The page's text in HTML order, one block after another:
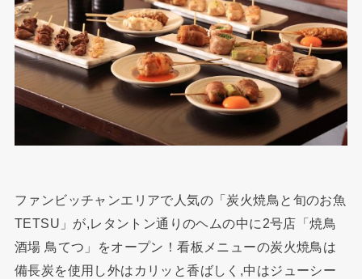
ファンビッチャンエリアで人気の「炭火焼鳥と旬のお魚
TETSU」が,レタントン通りのヘムの中に2号店「焼鳥
酒場 鳥てつ」をオープン！看板メニューの炭火焼鳥は
備長炭を使用し外はカリッと香ばしく,中はジューシー